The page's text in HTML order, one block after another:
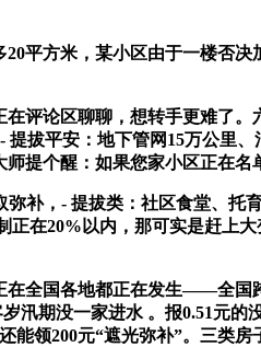
方米，某小区由于一楼否决
论区聊聊，想转手更难了。
提拔平安：地下管网15万公
提个醒：如果您家小区正在名
，- 提拔类：社区食堂、托
在20%以内，那可实是赶上
国各地都正在发生——全国
汛期没一家进水 。报0.51元
能领200元“遮光弥补”。三类